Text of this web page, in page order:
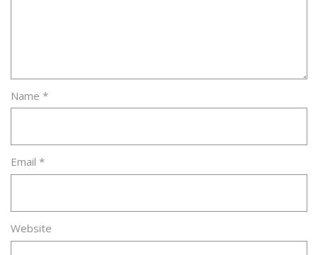
Name *
Email *
Website